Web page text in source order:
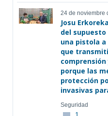
24 de noviembre
Josu
del
una pistola
que
porque las
protección
invasivas
Seguridad